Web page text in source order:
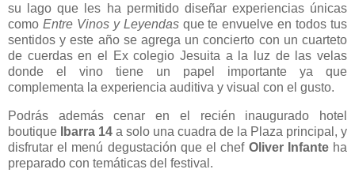
su lago que les ha permitido diseñar experiencias únicas
como Entre Vinos y Leyendasque te envuelve en todos tus
sentidos y este año se agrega un concierto con un cuarteto
de cuerdas en el Ex colegio Jesuita a la luz de las velas
donde el vino tiene un papel importante ya que
complementa la experiencia auditiva y visual con el gusto.
Podrás además cenar en el recién inaugurado hotel
boutique
Ibarra 14 a solo una cuadra de la Plaza principal, y
disfrutar el menú degustación que el chef Oliver Infanteha
preparado con temáticas del festival.